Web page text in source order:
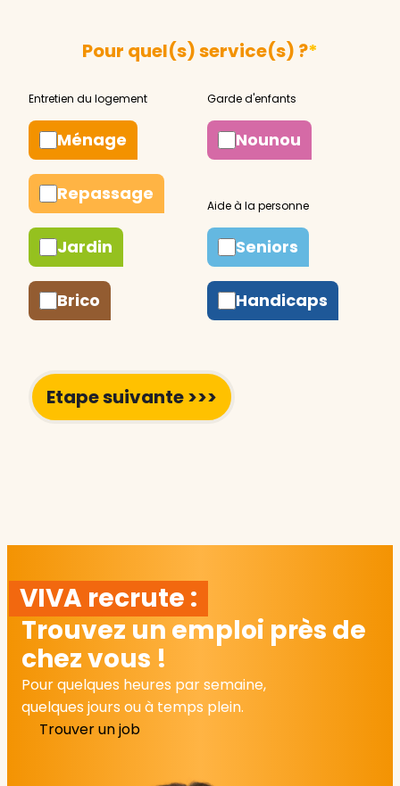
Pour quel(s) service(s) ?*
Ménage
Repassage
Jardin
Brico
Nounou
Seniors
Handicaps
VIVA recrute :
Trouvez un emploi près de
chez vous !
Pour quelques heures par semaine,
quelques jours ou à temps plein.
Trouver un job